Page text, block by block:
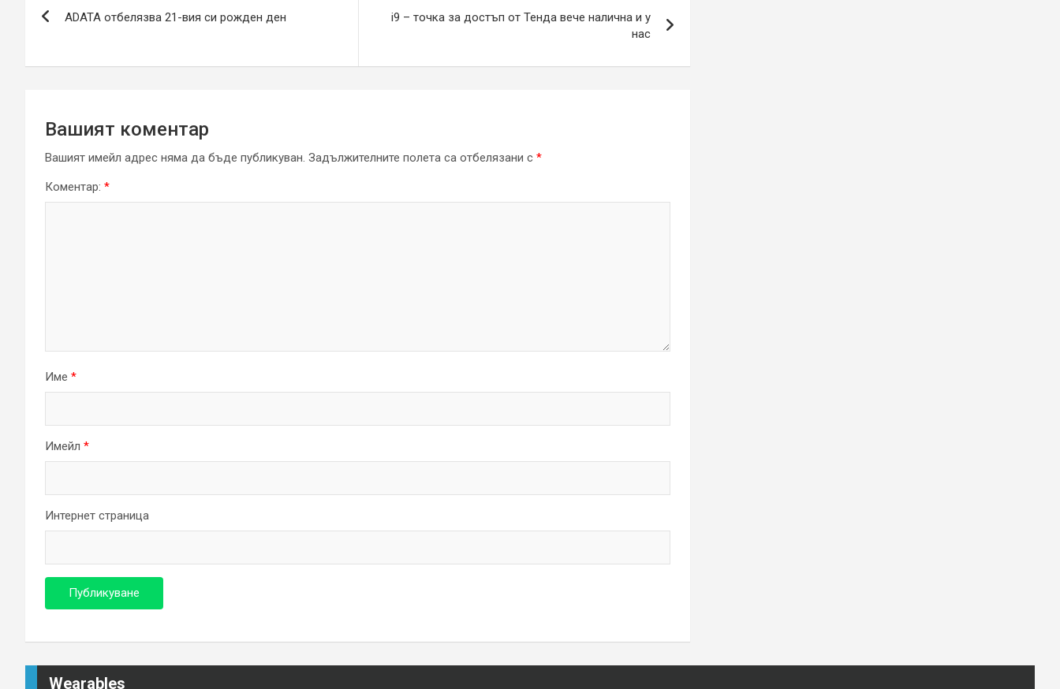
ADATA отбелязва 21-вия си рожден ден
i9 – точка за достъп от Тенда вече налична и у
нас
Вашият коментар
Вашият имейл адрес няма да бъде публикуван. Задължителните полета са отбелязани с *
Коментар: *
Име *
Имейл *
Интернет страница
Wearables